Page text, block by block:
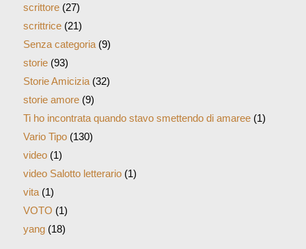
scrittore(27)
scrittrice(21)
Senza categoria(9)
storie(93)
Storie Amicizia(32)
storie amore(9)
Ti ho incontrata quando stavo smettendo di amaree(1)
Vario Tipo(130)
video(1)
video Salotto letterario(1)
vita(1)
VOTO (1)
yang(18)